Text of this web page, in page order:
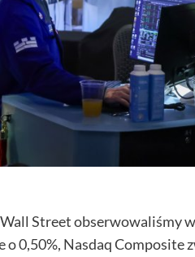
Street obserwowaliśmy
o 0,50%, Nasdaq